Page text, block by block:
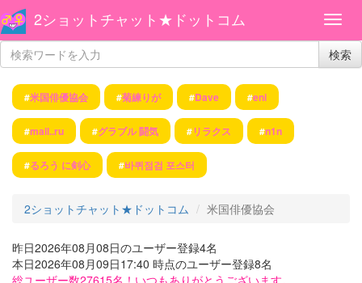
2ショットチャット★ドットコム
検索
#米国俳優協会 #菊練りが #Dave #eni
#mail..ru #グラブル 闘気 #リラクス #n1n
#るろう に剣心 #바퀴점검 포스터
2ショットチャット★ドットコム 米国俳優協会
昨日2026年08月08日のユーザー登録4名
本日2026年08月09日17:40 時点のユーザー登録8名
総ユーザー数27615名！いつもありがとうございます。